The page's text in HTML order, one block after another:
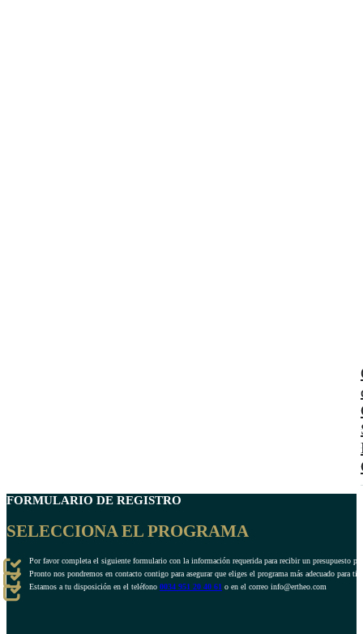
FORMULARIO DE REGISTRO
SELECCIONA EL PROGRAMA
Por favor completa el siguiente formulario con la información requerida para recibir un presupuesto
Pronto nos pondremos en contacto contigo para asegurar que eliges el programa más adecuado para ti.
Estamos a tu disposición en el teléfono 0034 951 20 40 61 o en el correo info@ertheo.com